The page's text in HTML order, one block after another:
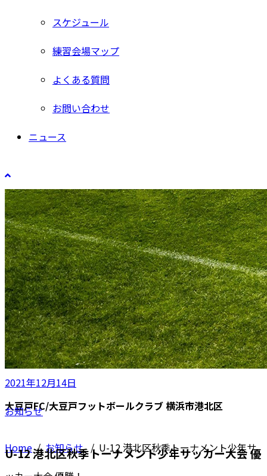
スケジュール
練習会場マップ
よくある質問
お問い合わせ
ニュース
大豆戸FC/大豆戸フットボールクラブ 横浜市港北区
Home/お知らせ/ U-12 港北区秋季トーナメント少年サ
2021年12月14日
お知らせ
U-12 港北区秋季トーナメント少年サッカー大会 優